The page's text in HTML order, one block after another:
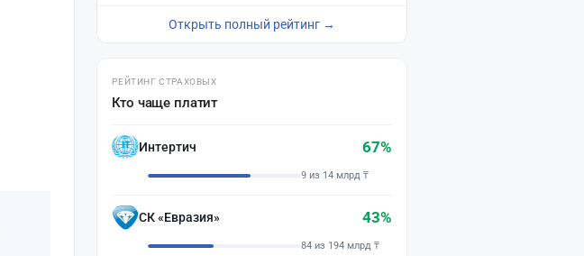
Открыть полный рейтинг →
РЕЙТИНГ СТРАХОВЫХ
Кто чаще платит
Интертич 67%
9 из 14 млрд ₸
СК «Евразия» 43%
84 из 194 млрд ₸